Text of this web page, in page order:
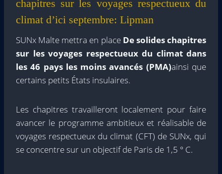
chapitres sur les voyages respectueux du
climat d’ici septembre: Lipman
SUNx Malte mettra en place De solides chapitres
sur les voyages respectueux du climat dans
les 46 pays les moins avancés (PMA)ainsi que
certains petits États insulaires.
Les chapitres travailleront localement pour faire
avancer le programme ambitieux et réalisable de
voyages respectueux du climat (CFT) de SUNx, qui
se concentre sur un objectif de Paris de 1,5 ° C.